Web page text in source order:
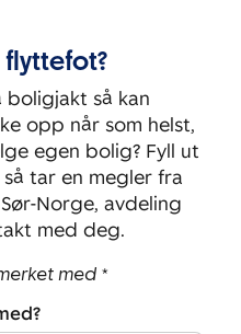
2
Soverom:
2
flyttefot?
boligjakt så kan
opp når som helst,
egen bolig? Fyll ut
tar en megler fra
Norge, avdeling
med deg.
med *